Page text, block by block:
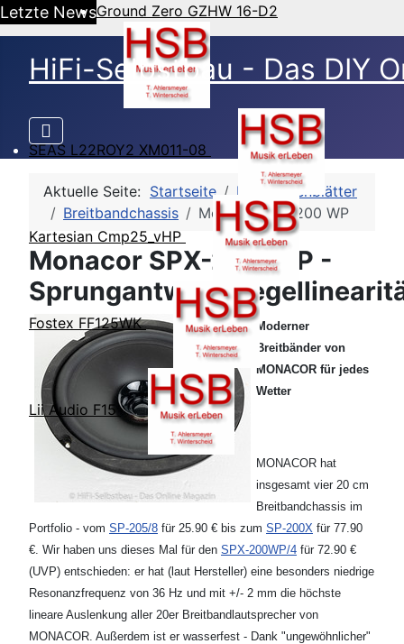
Letzte NewsGround Zero GZHW 16-D2
SEAS L22ROY2 XM011-08
Kartesian Cmp25_vHP
Fostex FF125WK
Lii Audio F15
HiFi-Selbstbau - Das DIY
Aktuelle Seite: Startseite
HSB-Datenblätter
Breitbandchassis
Monacor SPX-200 WP
Monacor SPX-200 WP -
Sprungantwort/
Moderner
Breitbänder von
MONACOR für jedes
Wetter
MONACOR hat
insgesamt vier 20 cm
Breitbandchassis im
Portfolio - vom SP-205/8 für 25.90 € bis zum SP-200X für 77.90
€. Wir haben uns dieses Mal für den SPX-200WP/4 für 72.90 €
(UVP) entschieden: er hat (laut Hersteller) eine besonders niedrige
Resonanzfrequenz von 36 Hz und mit +/- 2 mm die höchste
lineare Auslenkung aller 20er Breitbandlautsprecher von
MONACOR. Außerdem ist er wasserfest - Dank "ungewöhnlicher"